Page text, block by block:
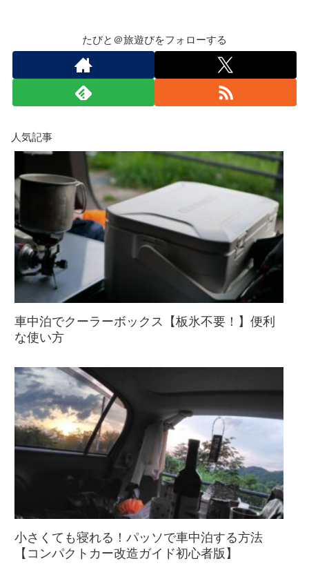
たびと＠旅遊びをフォローする
人気記事
車中泊でクーラーボックス【板氷不要！】便利
な使い方
小さくても寝れる！パッソで車中泊する方法
【コンパクトカー改造ガイド初心者版】